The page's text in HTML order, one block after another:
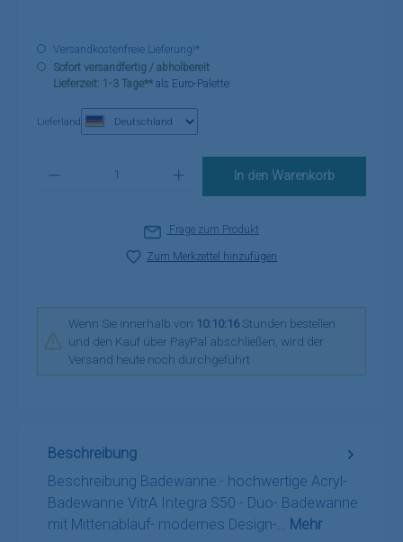
Versandkostenfreie Lieferung!*
Sofort versandfertig / abholbereit
Lieferzeit: 1-3 Tage** als Euro-Palette
Lieferland
In den Warenkorb
Frage zum Produkt
Zum Merkzettel hinzufügen
Wenn Sie innerhalb von 10:10:16 Stunden bestellen
und den Kauf über PayPal abschließen, wird der
Versand heute noch durchgeführt
Beschreibung
Beschreibung Badewanne:- hochwertige Acryl-
Badewanne VitrA Integra S50 - Duo- Badewanne
mit Mittenablauf- modernes Design-… Mehr